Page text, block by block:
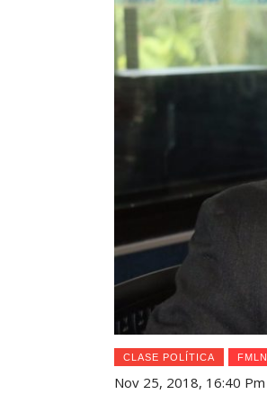
CLASE POLÍTICA FMLN
Nov 25, 2018, 16:40 Pm